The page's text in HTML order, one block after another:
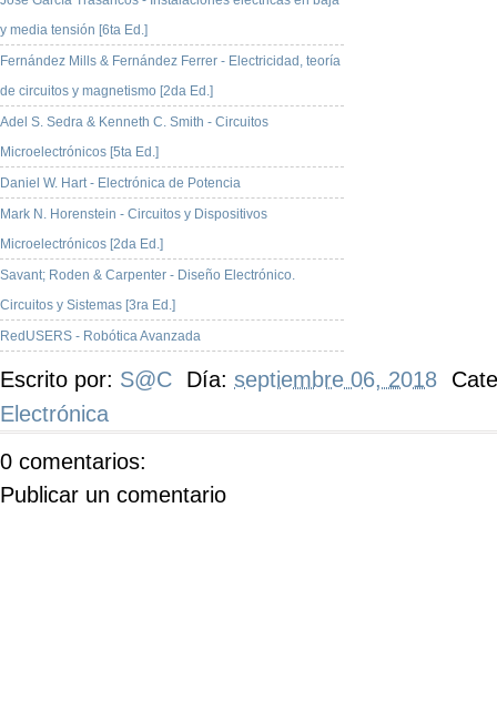
y media tensión [6ta Ed.]
Fernández Mills & Fernández Ferrer - Electricidad, teoría
de circuitos y magnetismo [2da Ed.]
Adel S. Sedra & Kenneth C. Smith - Circuitos
Microelectrónicos [5ta Ed.]
Daniel W. Hart - Electrónica de Potencia
Mark N. Horenstein - Circuitos y Dispositivos
Microelectrónicos [2da Ed.]
Savant; Roden & Carpenter - Diseño Electrónico.
Circuitos y Sistemas [3ra Ed.]
RedUSERS - Robótica Avanzada
Escrito por: S@C Día: septiembre 06, 2018
Electrónica
0 comentarios:
Publicar un comentario